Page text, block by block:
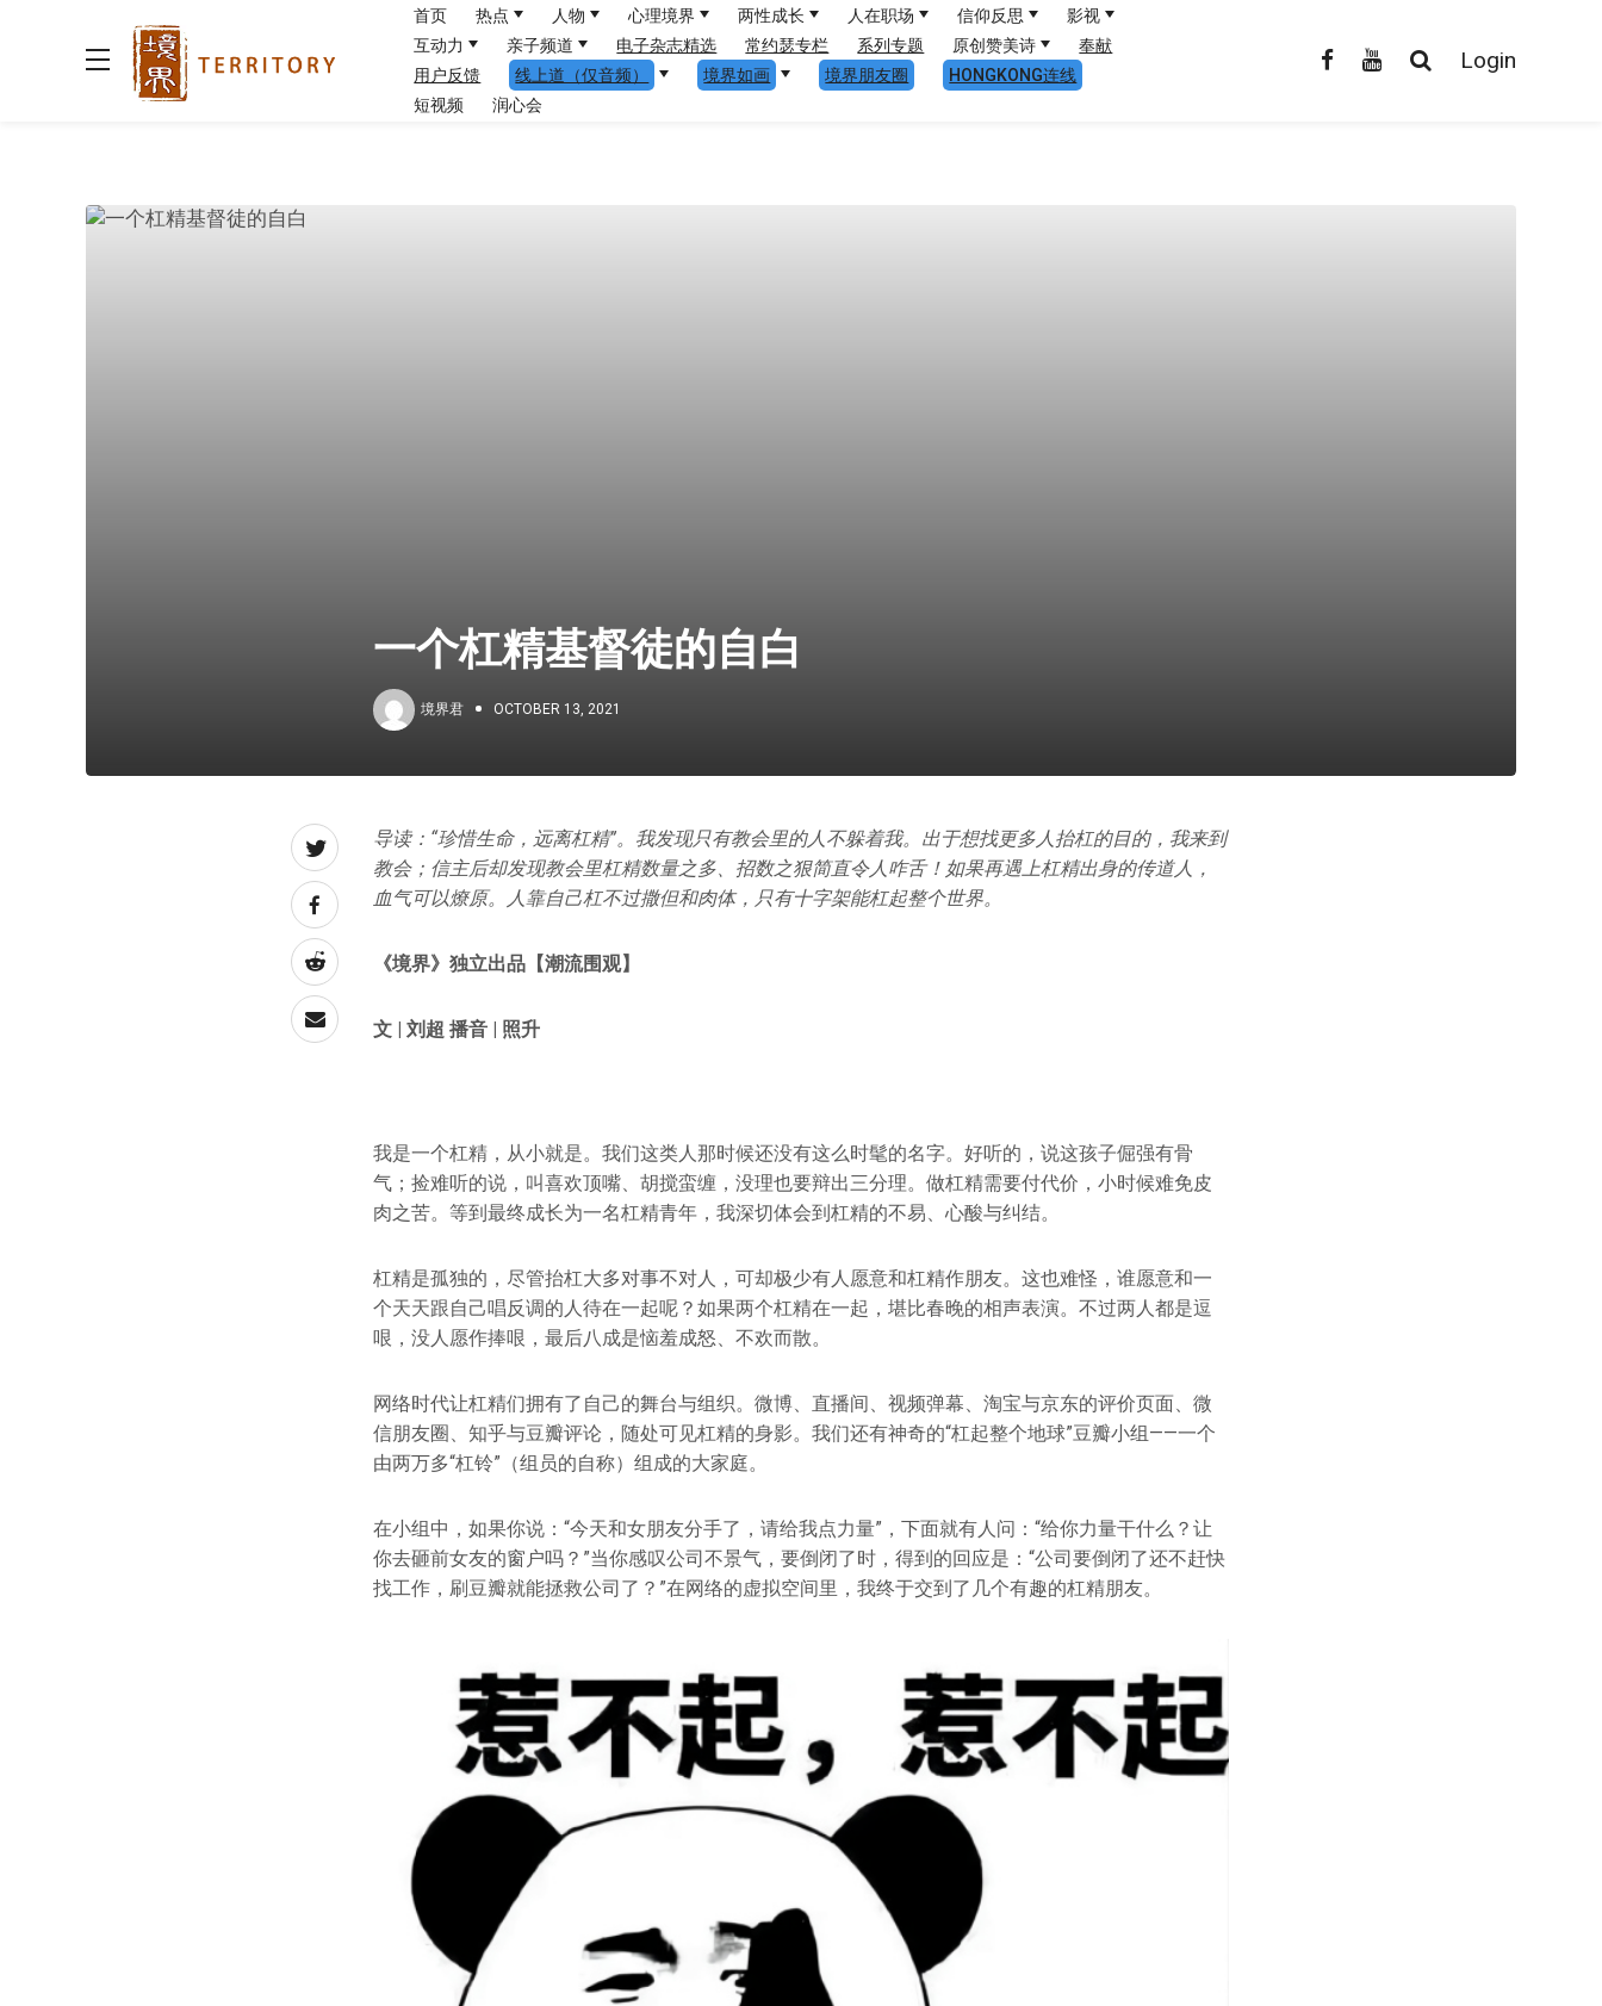
首页 热点 人物 心理境界 两性成长 人在职场 信仰反思
影视
互动力
亲子频道 电子杂志精选 常约瑟专栏 系列专题 原创赞美诗
奉献
用户反馈
线上道（仅音频） 境界如画 境界朋友圈
HONGKONG连线
短视频
润心会
Login
一个杠精基督徒的自白
境界君 OCTOBER 13, 2021
导读：“珍惜生命，远离杠精”。我发现只有教会里的人不躲着我。出于想找更多人抬杠的目的，我来到
教会；信主后却发现教会里杠精数量之多、招数之狠简直令人咋舌！如果再遇上杠精出身的传道人，
血气可以燎原。人靠自己杠不过撒但和肉体，只有十字架能杠起整个世界。
《境界》独立出品【潮流围观】
文 | 刘超 播音 | 照升
我是一个杠精，从小就是。我们这类人那时候还没有这么时髦的名字。好听的，说这孩子倔强有骨
气；捡难听的说，叫喜欢顶嘴、胡搅蛮缠，没理也要辩出三分理。做杠精需要付代价，小时候难免皮
肉之苦。等到最终成长为一名杠精青年，我深切体会到杠精的不易、心酸与纠结。
杠精是孤独的，尽管抬杠大多对事不对人，可却极少有人愿意和杠精作朋友。这也难怪，谁愿意和一
个天天跟自己唱反调的人待在一起呢？如果两个杠精在一起，堪比春晚的相声表演。不过两人都是逗
哏，没人愿作捧哏，最后八成是恼羞成怒、不欢而散。
网络时代让杠精们拥有了自己的舞台与组织。微博、直播间、视频弹幕、淘宝与京东的评价页面、微
信朋友圈、知乎与豆瓣评论，随处可见杠精的身影。我们还有神奇的“杠起整个地球”豆瓣小组——一个
由两万多“杠铃”（组员的自称）组成的大家庭。
在小组中，如果你说：“今天和女朋友分手了，请给我点力量”，下面就有人问：“给你力量干什么？让
你去砸前女友的窗户吗？”当你感叹公司不景气，要倒闭了时，得到的回应是：“公司要倒闭了还不赶快
找工作，刷豆瓣就能拯救公司了？”在网络的虚拟空间里，我终于交到了几个有趣的杠精朋友。